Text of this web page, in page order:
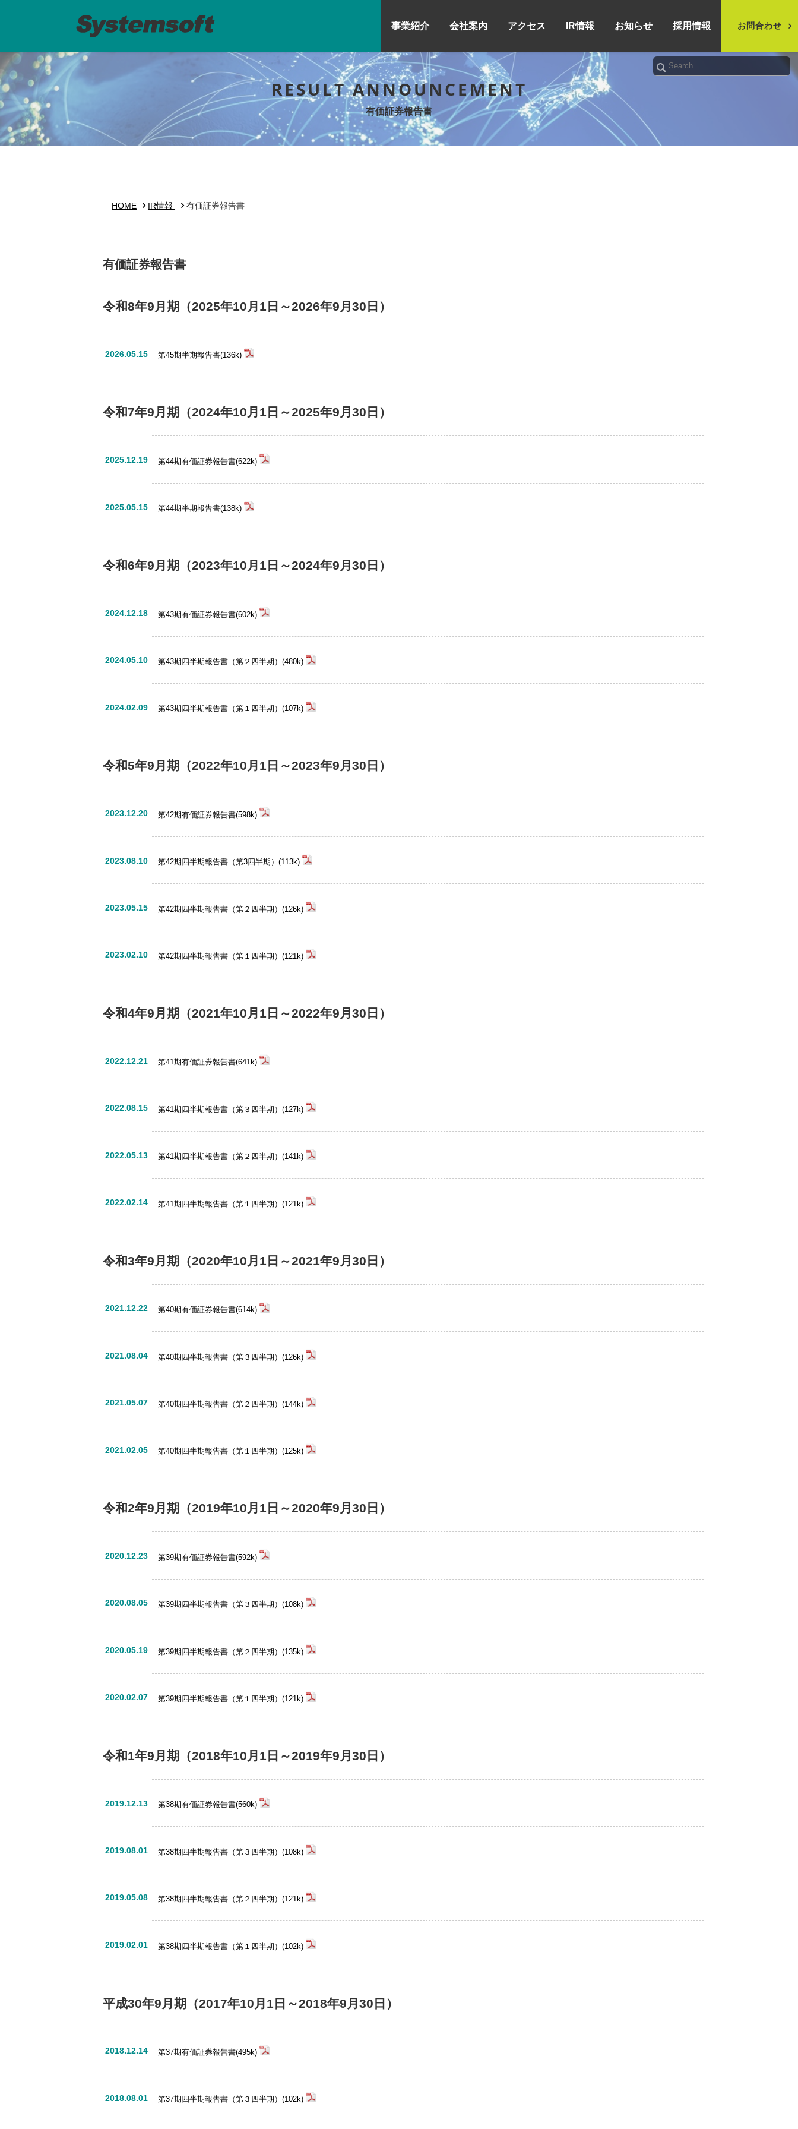
事業紹介 会社案内 アクセス IR情報 お知らせ 採用情報 お問合わせ
RESULT ANNOUNCEMENT
有価証券報告書
HOME IR情報 有価証券報告書
有価証券報告書
令和8年9月期 （2025年10月1日～2026年9月30日）
2026.05.15 第45期半期報告書(136k)
令和7年9月期 （2024年10月1日～2025年9月30日）
2025.12.19 第44期有価証券報告書(622k)
2025.05.15 第44期半期報告書(138k)
令和6年9月期 （2023年10月1日～2024年9月30日）
2024.12.18 第43期有価証券報告書(602k)
2024.05.10 第43期四半期報告書（第２四半期）(480k)
2024.02.09 第43期四半期報告書（第１四半期）(107k)
令和5年9月期 （2022年10月1日～2023年9月30日）
2023.12.20 第42期有価証券報告書(598k)
2023.08.10 第42期四半期報告書（第3四半期）(113k)
2023.05.15 第42期四半期報告書（第２四半期）(126k)
2023.02.10 第42期四半期報告書（第１四半期）(121k)
令和4年9月期 （2021年10月1日～2022年9月30日）
2022.12.21 第41期有価証券報告書(641k)
2022.08.15 第41期四半期報告書（第３四半期）(127k)
2022.05.13 第41期四半期報告書（第２四半期）(141k)
2022.02.14 第41期四半期報告書（第１四半期）(121k)
令和3年9月期 （2020年10月1日～2021年9月30日）
2021.12.22 第40期有価証券報告書(614k)
2021.08.04 第40期四半期報告書（第３四半期）(126k)
2021.05.07 第40期四半期報告書（第２四半期）(144k)
2021.02.05 第40期四半期報告書（第１四半期）(125k)
令和2年9月期 （2019年10月1日～2020年9月30日）
2020.12.23 第39期有価証券報告書(592k)
2020.08.05 第39期四半期報告書（第３四半期）(108k)
2020.05.19 第39期四半期報告書（第２四半期）(135k)
2020.02.07 第39期四半期報告書（第１四半期）(121k)
令和1年9月期 （2018年10月1日～2019年9月30日）
2019.12.13 第38期有価証券報告書(560k)
2019.08.01 第38期四半期報告書（第３四半期）(108k)
2019.05.08 第38期四半期報告書（第２四半期）(121k)
2019.02.01 第38期四半期報告書（第１四半期）(102k)
平成30年9月期 （2017年10月1日～2018年9月30日）
2018.12.14 第37期有価証券報告書(495k)
2018.08.01 第37期四半期報告書（第３四半期）(102k)